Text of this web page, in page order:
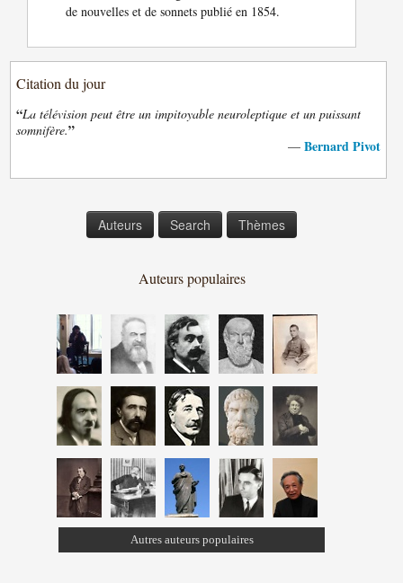
de nouvelles et de sonnets publié en 1854.
Citation du jour
“La télévision peut être un impitoyable neuroleptique et un puissant
somnifère.”
— Bernard Pivot
Auteurs Search Thèmes
Auteurs populaires
Autres auteurs populaires